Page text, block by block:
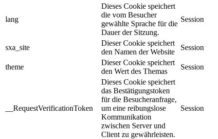
lang
Dieses Cookie speichert
die vom Besucher
gewählte Sprache für die
Dauer der Sitzung.
Session
sxa_site
Dieser Cookie speichert
den Namen der Website
Session
theme
Dieser Cookie speichert
den Wert des Themas
Session
__RequestVerificationToken
Dieses Cookie speichert
das Bestätigungstoken
für die Besucheranfrage,
um eine reibungslose
Kommunikation
zwischen Server und
Client zu gewährleisten.
Session